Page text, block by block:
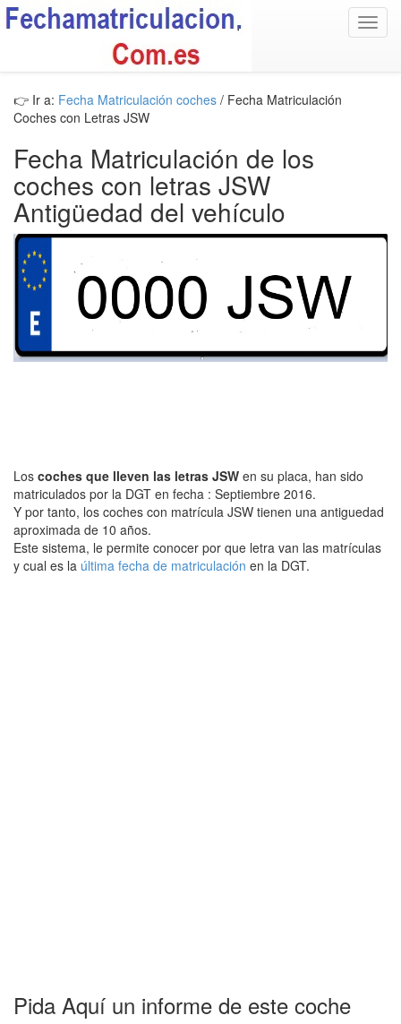
👉 Ir a: Fecha Matriculación coches / Fecha Matriculación
Coches con Letras JSW
Fecha Matriculación de los
coches con letras JSW
Antigüedad del vehículo
Los coches que lleven las letras JSW en su placa, han sido
matriculados por la DGT en fecha : Septiembre 2016.
Y por tanto, los coches con matrícula JSW tienen una antiguedad
aproximada de 10 años.
Este sistema, le permite conocer por que letra van las matrículas
y cual es la última fecha de matriculación en la DGT.
Pida Aquí un informe de este coche